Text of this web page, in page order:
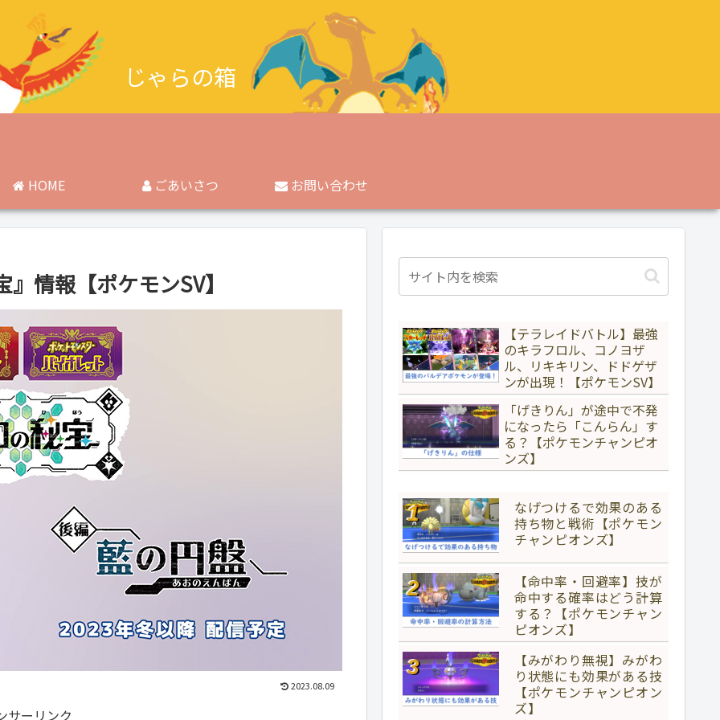
じゃらの箱
HOME ごあいさつ お問い合わせ
情報【ポケモンSV】
2023.08.09
サーリンク
【テラレイドバトル】最強
のキラフロル、コノヨザ
ル、リキキリン、ドドゲザ
ンが出現！【ポケモンSV】
「げきりん」が途中で不発
になったら「こんらん」す
る？【ポケモンチャンピオ
ンズ】
なげつけるで効果のある
持ち物と戦術【ポケモン
チャンピオンズ】
【命中率・回避率】技が
命中する確率はどう計算
する？【ポケモンチャン
ピオンズ】
【みがわり無視】みがわ
り状態にも効果がある技
【ポケモンチャンピオン
ズ】